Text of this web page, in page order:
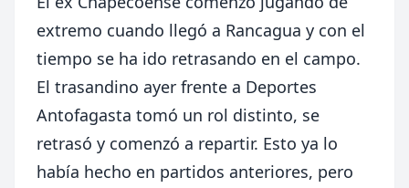
extremo cuando llegó a Rancagua y con el
tiempo se ha ido retrasando en el campo.
El trasandino ayer frente a Deportes
Antofagasta tomó un rol distinto, se
retrasó y comenzó a repartir. Esto ya lo
había hecho en partidos anteriores, pero